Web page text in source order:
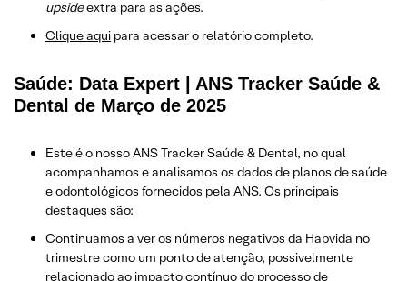
upsideextra para as ações.
​Clique aqui para acessar o relatório completo.
Saúde: Data Expert | ANS Tracker Saúde &
Dental de Março de 2025
Este é o nosso ANS Tracker Saúde & Dental, no qual
acompanhamos e analisamos os dados de planos de saúde
e odontológicos fornecidos pela ANS. Os principais
destaques são:
Continuamos a ver os números negativos da Hapvida no
trimestre como um ponto de atenção, possivelmente
relacionado ao impacto contínuo do processo de